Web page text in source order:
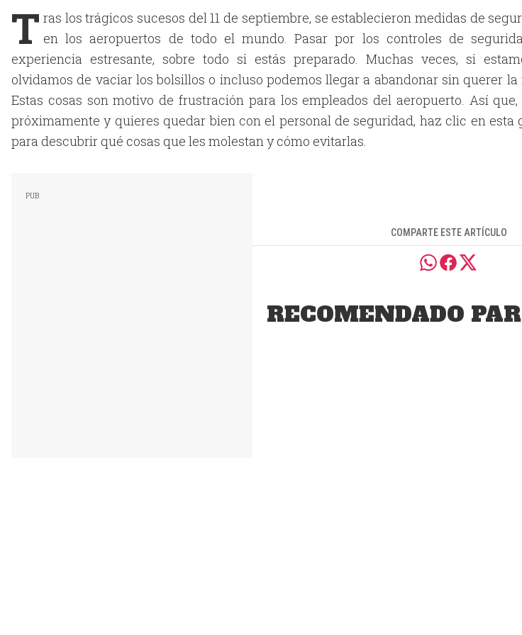
T ras los trágicos sucesos del 11 de septiembre, se establecieron medidas de
en los aeropuertos de todo el mundo. Pasar por los controles de
experiencia estresante, sobre todo si estás preparado. Muchas veces, si
olvidamos de vaciar los bolsillos o incluso podemos llegar a abandonar sin querer
Estas cosas son motivo de frustración para los empleados del aeropuerto. Así
próximamente y quieres quedar bien con el personal de seguridad, haz clic en esta
para descubrir qué cosas que les molestan y cómo evitarlas.
COMPARTE ESTE ARTÍCULO
RECOMENDADO